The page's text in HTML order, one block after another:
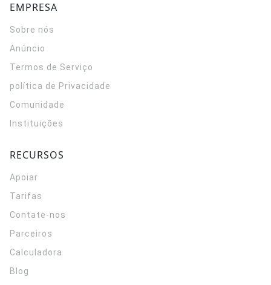
EMPRESA
Sobre nós
Anúncio
Termos de Serviço
política de Privacidade
Comunidade
Instituições
RECURSOS
Apoiar
Tarifas
Contate-nos
Parceiros
Calculadora
Blog